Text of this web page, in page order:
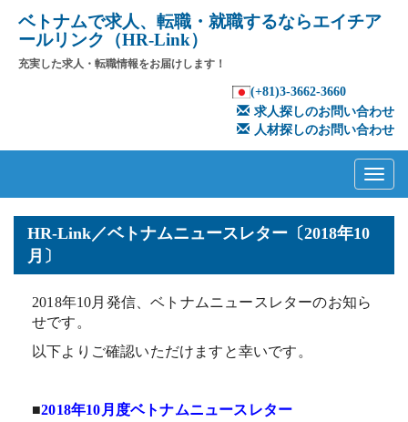
ベトナムで求人、転職・就職するならエイチア
ールリンク（HR-Link）
充実した求人・転職情報をお届けします！
(+81)3-3662-3660
求人探しのお問い合わせ
人材探しのお問い合わせ
Menu
content
HR-Link／ベトナムニュースレター〔2018年10
月〕
2018年10月発信、ベトナムニュースレターのお知ら
せです。
以下よりご確認いただけますと幸いです。
■2018年10月度ベトナムニュースレター